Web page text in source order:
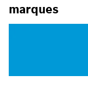
marques